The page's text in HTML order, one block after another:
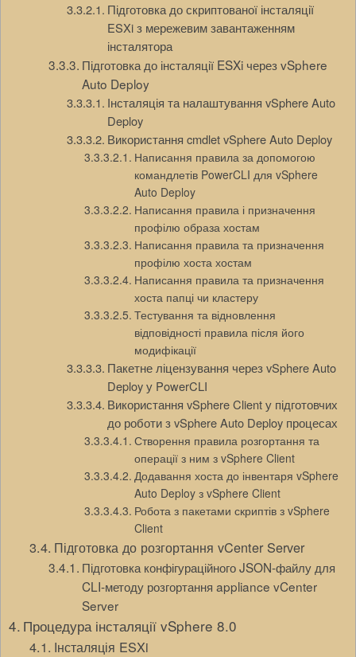
Підготовка до скриптованої інсталяції
ESXi з мережевим завантаженням
інсталятора
Підготовка до інсталяції ESXi через vSphere
Auto Deploy
Інсталяція та налаштування vSphere Auto
Deploy
Використання cmdlet vSphere Auto Deploy
Написання правила за допомогою
командлетів PowerCLI для vSphere
Auto Deploy
Написання правила і призначення
профілю образа хостам
Написання правила та призначення
профілю хоста хостам
Написання правила та призначення
хоста папці чи кластеру
Тестування та відновлення
відповідності правила після його
модифікації
Пакетне ліцензування через vSphere Auto
Deploy у PowerCLI
Використання vSphere Client у підготовчих
до роботи з vSphere Auto Deploy процесах
Створення правила розгортання та
операції з ним з vSphere Client
Додавання хоста до інвентаря vSphere
Auto Deploy з vSphere Client
Робота з пакетами скриптів з vSphere
Client
Підготовка до розгортання vCenter Server
Підготовка конфігураційного JSON-файлу для
CLI-методу розгортання appliance vCenter
Server
Процедура інсталяції vSphere 8.0
Інсталяція ESXi